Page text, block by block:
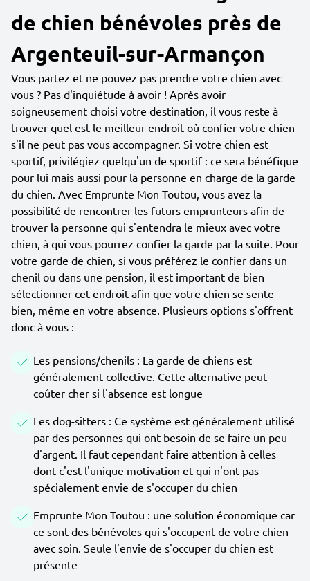
de chien bénévoles près de
Argenteuil-sur-Armançon
Vous partez et ne pouvez pas prendre votre chien avec
vous ? Pas d'inquiétude à avoir ! Après avoir
soigneusement choisi votre destination, il vous reste à
trouver quel est le meilleur endroit où confier votre chien
s'il ne peut pas vous accompagner. Si votre chien est
sportif, privilégiez quelqu'un de sportif : ce sera bénéfique
pour lui mais aussi pour la personne en charge de la garde
du chien. Avec Emprunte Mon Toutou, vous avez la
possibilité de rencontrer les futurs emprunteurs afin de
trouver la personne qui s'entendra le mieux avec votre
chien, à qui vous pourrez confier la garde par la suite. Pour
votre garde de chien, si vous préférez le confier dans un
chenil ou dans une pension, il est important de bien
sélectionner cet endroit afin que votre chien se sente
bien, même en votre absence. Plusieurs options s'offrent
donc à vous :
Les pensions/chenils : La garde de chiens est
généralement collective. Cette alternative peut
coûter cher si l'absence est longue
Les dog-sitters : Ce système est généralement utilisé
par des personnes qui ont besoin de se faire un peu
d'argent. Il faut cependant faire attention à celles
dont c'est l'unique motivation et qui n'ont pas
spécialement envie de s'occuper du chien
Emprunte Mon Toutou : une solution économique car
ce sont des bénévoles qui s'occupent de votre chien
avec soin. Seule l'envie de s'occuper du chien est
présente